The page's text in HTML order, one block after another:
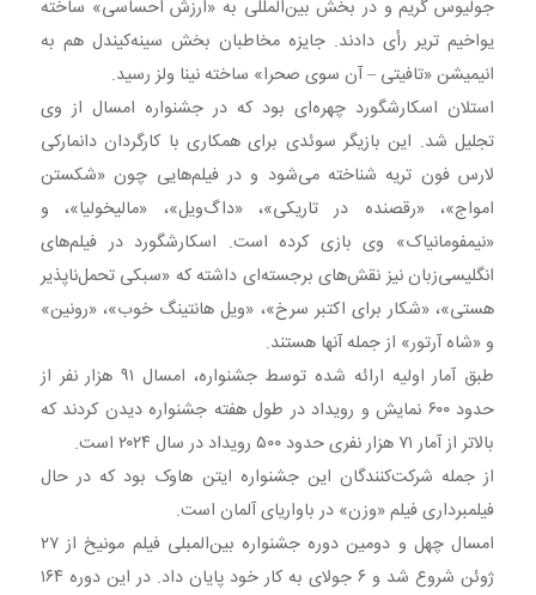
جولیوس گریم و در بخش بین‌المللی به «ارزش احساسی» ساخته
یواخیم تریر رأی دادند. جایزه مخاطبان بخش سینه‌کیندل هم به
انیمیشن «تافیتی – آن سوی صحرا» ساخته نینا ولز رسید.
استلان اسکارشگورد چهره‌ای بود که در جشنواره امسال از وی
تجلیل شد. این بازیگر سوئدی برای همکاری‌ با کارگردان دانمارکی
لارس فون تریه شناخته می‌شود و در فیلم‌هایی چون «شکستن
امواج»، «رقصنده در تاریکی»، «داگ‌ویل»، «مالیخولیا»، و
«نیمفومانیاک» وی بازی کرده است. اسکارشگورد در فیلم‌های
انگلیسی‌زبان نیز نقش‌های برجسته‌ای داشته که «سبکی تحمل‌ناپذیر
هستی»، «شکار برای اکتبر سرخ»، «ویل هانتینگ خوب»، «رونین»
و «شاه آرتور» از جمله آنها هستند.
طبق آمار اولیه ارائه شده توسط جشنواره، امسال ۹۱ هزار نفر از
حدود ۶۰۰ نمایش و رویداد در طول هفته جشنواره دیدن کردند که
بالاتر از آمار ۷۱ هزار نفری حدود ۵۰۰ رویداد در سال ۲۰۲۴ است.
از جمله شرکت‌کنندگان این جشنواره ایتن هاوک بود که در حال
فیلمبرداری فیلم «وزن» در باواریای آلمان است.
امسال چهل و دومین دوره جشنواره بین‌المبلی فیلم مونیخ از ۲۷
ژوئن شروع شد و ۶ جولای به کار خود پایان داد. در این دوره ۱۶۴